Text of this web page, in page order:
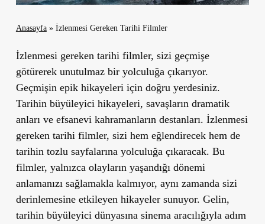
Anasayfa» İzlenmesi Gereken Tarihi Filmler
İzlenmesi gereken tarihi filmler, sizi geçmişe
götürerek unutulmaz bir yolculuğa çıkarıyor.
Geçmişin epik hikayeleri için doğru yerdesiniz.
Tarihin büyüleyici hikayeleri, savaşların dramatik
anları ve efsanevi kahramanların destanları. İzlenmesi
gereken tarihi filmler, sizi hem eğlendirecek hem de
tarihin tozlu sayfalarına yolculuğa çıkaracak. Bu
filmler, yalnızca olayların yaşandığı dönemi
anlamanızı sağlamakla kalmıyor, aynı zamanda sizi
derinlemesine etkileyen hikayeler sunuyor. Gelin,
tarihin büyüleyici dünyasına sinema aracılığıyla adım